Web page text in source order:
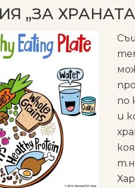
„ЗА
по
и